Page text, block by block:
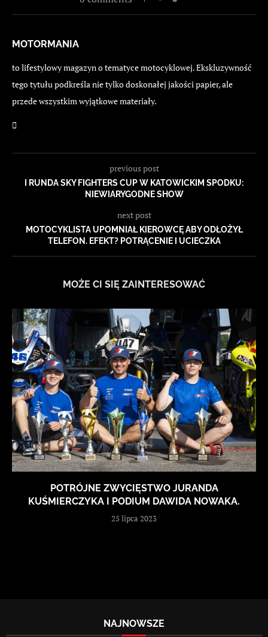
MOTORMANIA
to lifestylowy magazyn o tematyce motocyklowej. Ekskluzywność
tego tytułu podkreśla nie tylko doskonałej jakości papier, ale
przede wszystkim wyjątkowe materiały.
previous post
I RUNDA SKY FIGHTERS CUP W KATOWICKIM SPODKU:
NIEWIARYGODNE SHOW
next post
MOTOCYKLISTA UPOMNIAŁ KIEROWCĘ ABY ODŁOŻYŁ
TELEFON. EFEKT? POTRĄCENIE I UCIECZKA
MOŻE CI SIĘ ZAINTERESOWAĆ
POTRÓJNE ZWYCIĘSTWO JURANDA
KUŚMIERCZYKA I PODIUM DAWIDA NOWAKA.
25 lipca 2023
NAJNOWSZE